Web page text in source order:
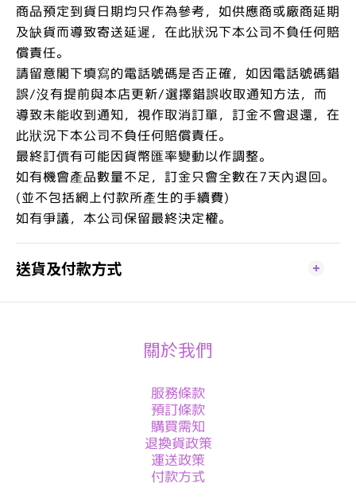
商品預定到貨日期均只作為參考，如供應商或廠商延期
及缺貨而導致寄送延遲，在此狀況下本公司不負任何賠
償責任。
請留意閣下填寫的電話號碼是否正確，如因電話號碼錯
誤/沒有提前與本店更新/選擇錯誤收取通知方法，而
導致未能收到通知，視作取消訂單，訂金不會退還，在
此狀況下本公司不負任何賠償責任。
最終訂價有可能因貨幣匯率變動以作調整。
如有機會產品數量不足，訂金只會全數在7天內退回。
(並不包括網上付款所產生的手續費)
如有爭議，本公司保留最終決定權。
送貨及付款方式
關於我們
服務條款
預訂條款
購買需知
退換貨政策
運送政策
付款方式